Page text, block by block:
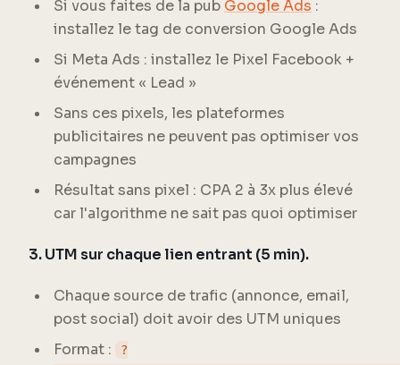
Si vous faites de la pub Google Ads :
installez le tag de conversion Google Ads
Si Meta Ads : installez le Pixel Facebook +
événement « Lead »
Sans ces pixels, les plateformes
publicitaires ne peuvent pas optimiser vos
campagnes
Résultat sans pixel : CPA 2 à 3x plus élevé
car l'algorithme ne sait pas quoi optimiser
3. UTM sur chaque lien entrant (5 min).
Chaque source de trafic (annonce, email,
post social) doit avoir des UTM uniques
Format :
?